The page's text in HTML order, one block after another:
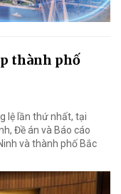
thành phố
lệ lần thứ nhất, tại
Đề án và Báo cáo
và thành phố Bắc